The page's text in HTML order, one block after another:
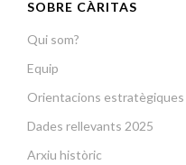
SOBRE CÀRITAS
Qui som?
Equip
Orientacions estratègiques
Dades rellevants 2025
Arxiu històric